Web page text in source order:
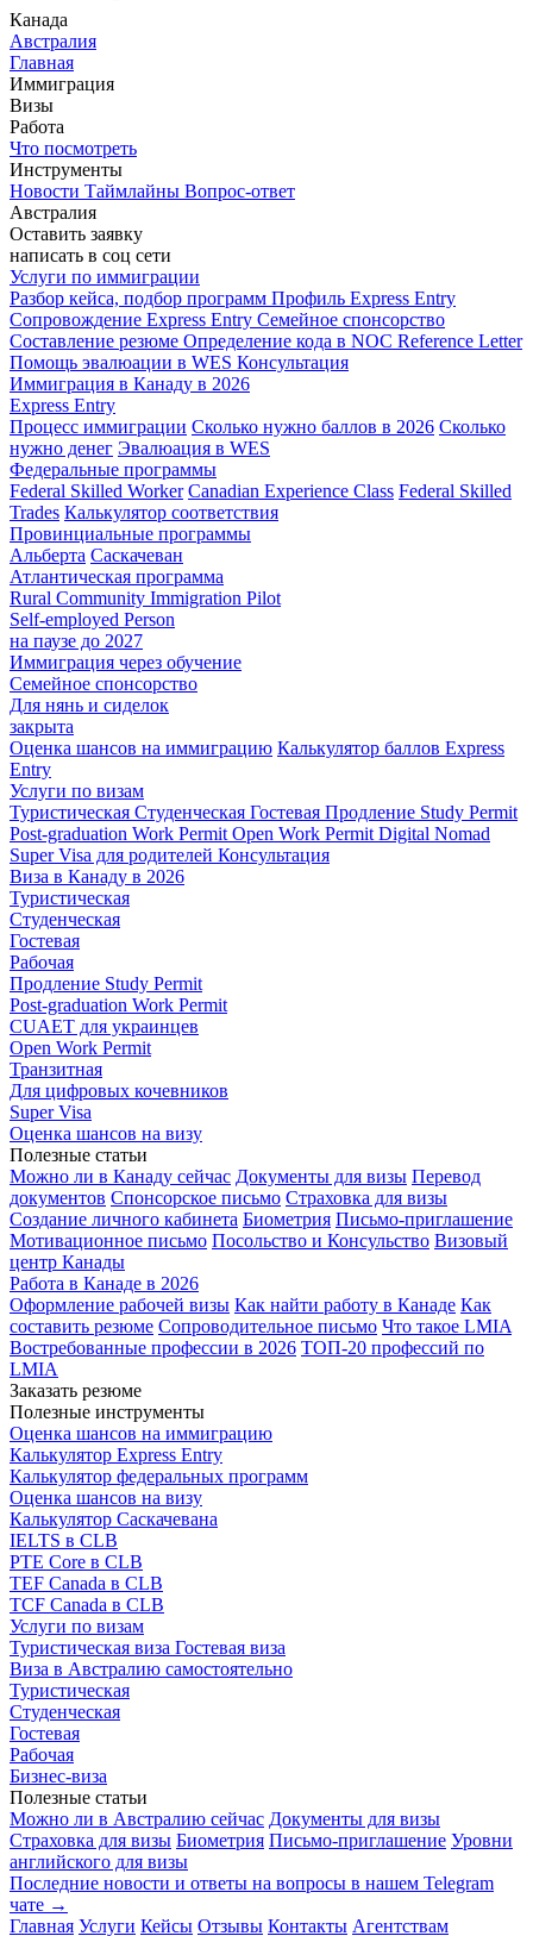
Канада
Австралия
Главная
Иммиграция
Визы
Работа
Что посмотреть
Инструменты
Новости Таймлайны Вопрос-ответ
Австралия
Оставить заявку
написать в соц сети
Услуги по иммиграции
Разбор кейса, подбор программ Профиль Express Entry
Сопровождение Express Entry Семейное спонсорство
Составление резюме Определение кода в NOC Reference Letter
Помощь эвалюации в WES Консультация
Иммиграция в Канаду в 2026
Express Entry
Процесс иммиграции Сколько нужно баллов в 2026 Сколько
нужно денег Эвалюация в WES
Федеральные программы
Federal Skilled Worker Canadian Experience Class Federal Skilled
Trades Калькулятор соответствия
Провинциальные программы
Альберта Саскачеван
Атлантическая программа
Rural Community Immigration Pilot
Self-employed Person
на паузе до 2027
Иммиграция через обучение
Семейное спонсорство
Для нянь и сиделок
закрыта
Оценка шансов на иммиграцию Калькулятор баллов Express
Entry
Услуги по визам
Туристическая Студенческая Гостевая Продление Study Permit
Post-graduation Work Permit Open Work Permit Digital Nomad
Super Visa для родителей Консультация
Виза в Канаду в 2026
Туристическая
Студенческая
Гостевая
Рабочая
Продление Study Permit
Post-graduation Work Permit
CUAET для украинцев
Open Work Permit
Транзитная
Для цифровых кочевников
Super Visa
Оценка шансов на визу
Полезные статьи
Можно ли в Канаду сейчас Документы для визы Перевод
документов Спонсорское письмо Страховка для визы
Создание личного кабинета Биометрия Письмо-приглашение
Мотивационное письмо Посольство и Консульство Визовый
центр Канады
Работа в Канаде в 2026
Оформление рабочей визы Как найти работу в Канаде Как
составить резюме Сопроводительное письмо Что такое LMIA
Востребованные профессии в 2026 ТОП-20 профессий по
LMIA
Заказать резюме
Полезные инструменты
Оценка шансов на иммиграцию
Калькулятор Express Entry
Калькулятор федеральных программ
Оценка шансов на визу
Калькулятор Саскачевана
IELTS в CLB
PTE Core в CLB
TEF Canada в CLB
TCF Canada в CLB
Услуги по визам
Туристическая виза Гостевая виза
Виза в Австралию самостоятельно
Туристическая
Студенческая
Гостевая
Рабочая
Бизнес-виза
Полезные статьи
Можно ли в Австралию сейчас Документы для визы
Страховка для визы Биометрия Письмо-приглашение Уровни
английского для визы
Последние новости и ответы на вопросы в нашем Telegram
чате →
Главная Услуги Кейсы Отзывы Контакты Агентствам